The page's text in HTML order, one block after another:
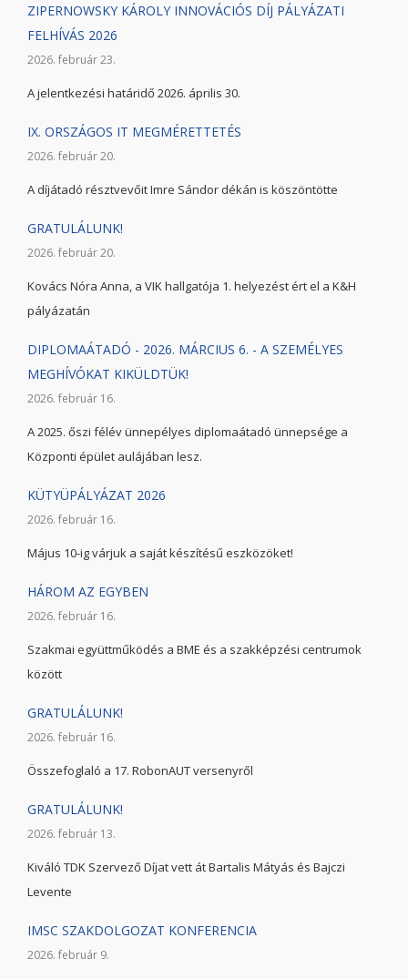
ZIPERNOWSKY KÁROLY INNOVÁCIÓS DÍJ PÁLYÁZATI
FELHÍVÁS 2026
2026. február 23.
A jelentkezési határidő 2026. április 30.
IX. ORSZÁGOS IT MEGMÉRETTETÉS
2026. február 20.
A díjátadó résztvevőit Imre Sándor dékán is köszöntötte
GRATULÁLUNK!
2026. február 20.
Kovács Nóra Anna, a VIK hallgatója 1. helyezést ért el a K&H
pályázatán
DIPLOMAÁTADÓ - 2026. MÁRCIUS 6. - A SZEMÉLYES
MEGHÍVÓKAT KIKÜLDTÜK!
2026. február 16.
A 2025. őszi félév ünnepélyes diplomaátadó ünnepsége a
Központi épület aulájában lesz.
KÜTYÜPÁLYÁZAT 2026
2026. február 16.
Május 10-ig várjuk a saját készítésű eszközöket!
HÁROM AZ EGYBEN
2026. február 16.
Szakmai együttműködés a BME és a szakképzési centrumok
között
GRATULÁLUNK!
2026. február 16.
Összefoglaló a 17. RobonAUT versenyről
GRATULÁLUNK!
2026. február 13.
Kiváló TDK Szervező Díjat vett át Bartalis Mátyás és Bajczi
Levente
IMSC SZAKDOLGOZAT KONFERENCIA
2026. február 9.